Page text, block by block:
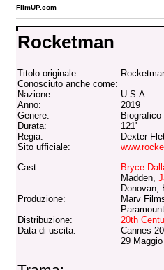
FilmUP.com
Rocketman
Titolo originale:
Conosciuto anche come:
Nazione:
U.S.A.
Anno:
2019
Genere:
Biografico
Durata:
121'
Regia:
Dexter
Sito ufficiale:
Cast:
Bryce
Madden,
Donovan,
Produzione:
Marv
Distribuzione:
20th
Data di uscita:
Cannes
29